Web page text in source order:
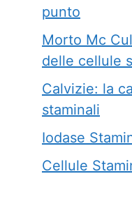
punto
Morto Mc
delle cellule
Calvizie: la
staminali
Iodase
Cellule